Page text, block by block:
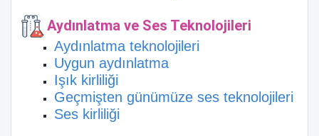
Aydınlatma ve Ses Teknolojileri
Aydınlatma teknolojileri
Uygun aydınlatma
Işık kirliliği
Geçmişten günümüze ses teknolojileri
Ses kirliliği